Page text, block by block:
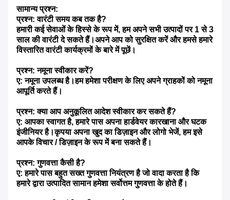
सामान्य प्रश्न:
प्रश्न: वारंटी समय कब तक है?
हमारी कई सेवाओं के हिस्से के रूप में, हम अपने सभी उत्पादों पर 1 से 3
साल की वारंटी दे सकते हैं।अपने आप को सुरक्षित करें और हमसे हमारे
विस्तारित वारंटी कार्यक्रमों के बारे में पूछें।
प्रश्न: नमूना स्वीकार करें?
ए: नमूना उपलब्ध है।हम हमेशा परीक्षण के लिए अपने ग्राहकों को नमूना
आपूर्ति करते हैं।
प्रश्न: क्या आप अनुकूलित आदेश स्वीकार कर सकते हैं?
ए: आपका स्वागत है, हमारे पास अपना हार्डवेयर कारखाना और घटक
इंजीनियर है।कृपया अपना खुद का डिज़ाइन और लोगो भेजें, हम इसे
आपके विचार / डिज़ाइन के रूप में बना सकते हैं।
प्रश्न: गुणवत्ता कैसी है?
ए: हमारे पास बहुत सख्त गुणवत्ता नियंत्रण है जो वादा करता है कि
हमारे द्वारा उत्पादित सामान हमेशा सर्वोत्तम गुणवत्ता के होते हैं।